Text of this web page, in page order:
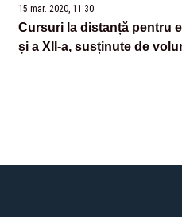
15 mar. 2020, 11:30
Cursuri la distanță pentru
și a XII-a, susținute de